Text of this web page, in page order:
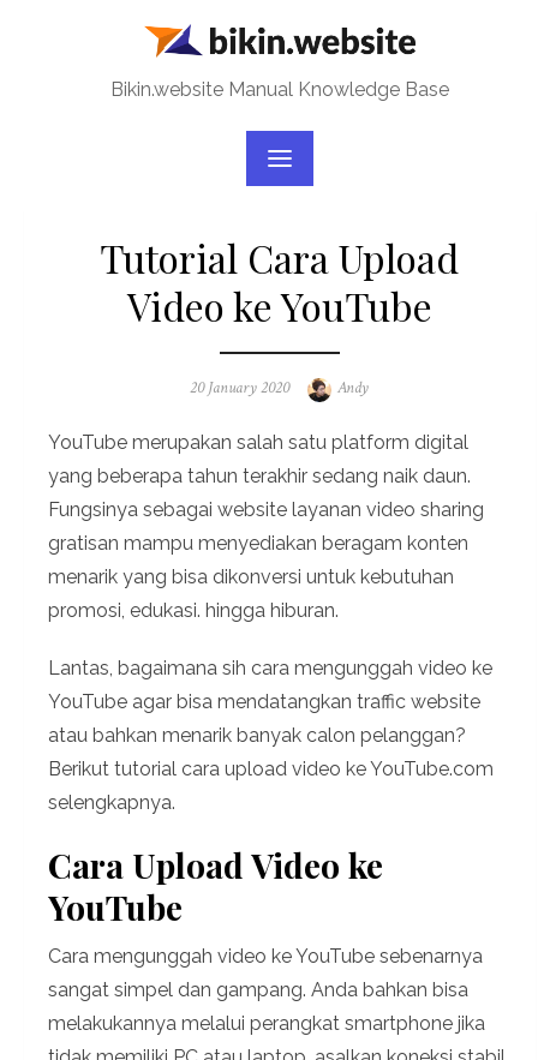
Bikin.website Manual Knowledge Base
Tutorial Cara Upload
Video ke YouTube
Posted
20 January 2020 Author
Andy
YouTube merupakan salah satu platform digital
yang beberapa tahun terakhir sedang naik daun.
Fungsinya sebagai website layanan video sharing
gratisan mampu menyediakan beragam konten
menarik yang bisa dikonversi untuk kebutuhan
promosi, edukasi. hingga hiburan.
Lantas, bagaimana sih cara mengunggah video ke
YouTube agar bisa mendatangkan traffic website
atau bahkan menarik banyak calon pelanggan?
Berikut tutorial cara upload video ke YouTube.com
selengkapnya.
Cara Upload Video ke
YouTube
Cara mengunggah video ke YouTube sebenarnya
sangat simpel dan gampang. Anda bahkan bisa
melakukannya melalui perangkat smartphone jika